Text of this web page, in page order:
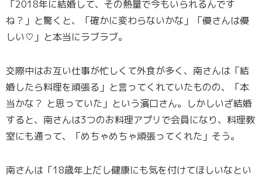
「2018年に結婚して、その熱量で今もいられるんです
ね？」と驚くと、「確かに変わらないかな」「優さんは優
しい♡」と本当にラブラブ。
交際中はお互い仕事が忙しくて外食が多く、南さんは「結
婚したら料理を頑張る」と言ってくれていたものの、「本
当かな？ と思っていた」という濱口さん。しかしいざ結婚
すると、南さんは3つのお料理アプリで会員になり、料理教
室にも通って、「めちゃめちゃ頑張ってくれた」そう。
南さんは「18歳年上だし健康にも気を付けてほしいなとい